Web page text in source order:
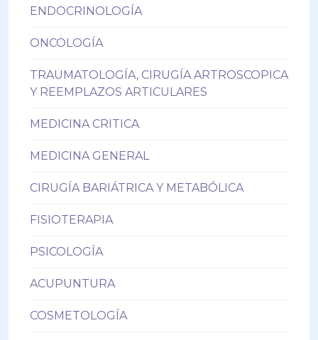
ENDOCRINOLOGÍA
ONCOLOGÍA
TRAUMATOLOGÍA, CIRUGÍA ARTROSCOPICA
Y REEMPLAZOS ARTICULARES
MEDICINA CRITICA
MEDICINA GENERAL
CIRUGÍA BARIÁTRICA Y METABÓLICA
FISIOTERAPIA
PSICOLOGÍA
ACUPUNTURA
COSMETOLOGÍA